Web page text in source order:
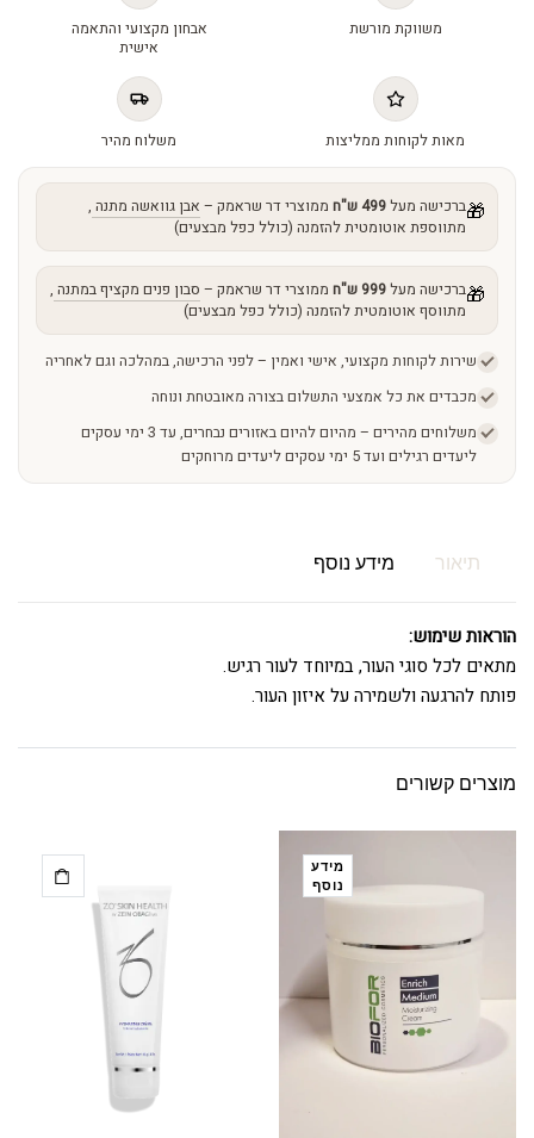
quantityמשווקת מורשת
אבחון מקצועי והתאמה
אישית
מאות לקוחות ממליצות משלוח מהיר
🎁ברכישה מעל499 ש"ח ממוצרי דר שראמק – אבן גוואשה מתנה ,
מתווספת אוטומטית להזמנה (כולל כפל מבצעים)
🎁ברכישה מעל999 ש"ח ממוצרי דר שראמק – סבון פנים מקציף במתנה ,
מתווסף אוטומטית להזמנה (כולל כפל מבצעים)
שירות לקוחות מקצועי, אישי ואמין – לפני הרכישה, במהלכה וגם לאחריה
מכבדים את כל אמצעי התשלום בצורה מאובטחת ונוחה
משלוחים מהירים – מהיום להיום באזורים נבחרים, עד 3 ימי עסקים
ליעדים רגילים ועד 5 ימי עסקים ליעדים מרוחקים
תיאור מידע נוסף
הוראות שימוש:
מתאים לכל סוגי העור, במיוחד לעור רגיש.
פותח להרגעה ולשמירה על איזון העור.
מוצרים קשורים
מידע
נוסף